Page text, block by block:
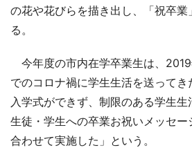
の花や花びらを描き出し、「祝卒
る。
今年度の市内在学卒業生は、
でのコロナ禍に学生生活を送って
入学式ができず、制限のある学生生
生徒・学生への卒業お祝いメッセー
合わせて実施した」という。